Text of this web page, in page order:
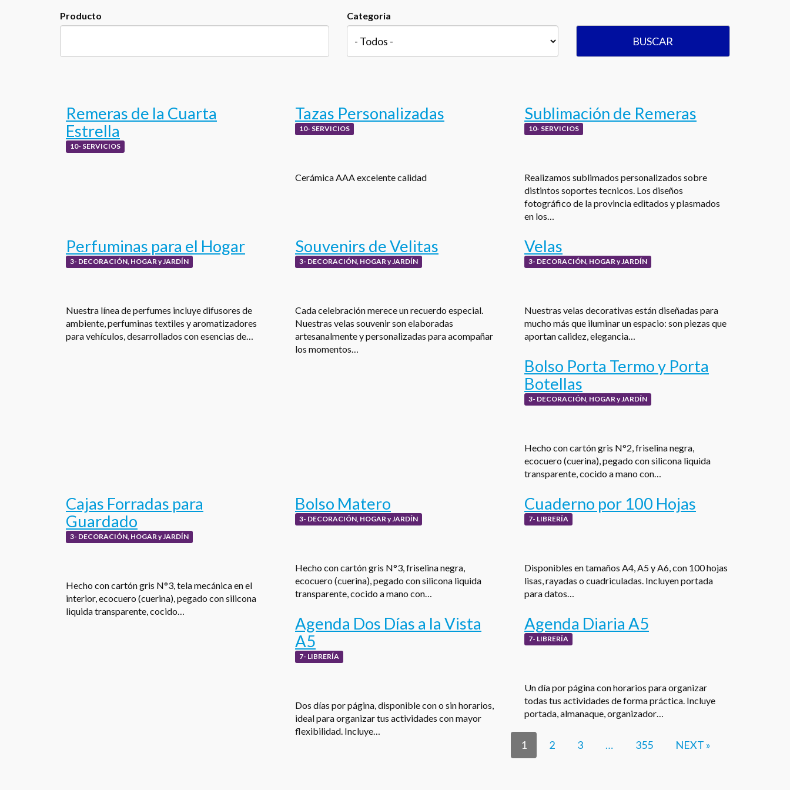
Producto Categoria
BUSCAR
Remeras de la Cuarta
Estrella
10- SERVICIOS
Tazas Personalizadas
10- SERVICIOS
Cerámica AAA excelente calidad
Sublimación de Remeras
10- SERVICIOS
Realizamos sublimados personalizados sobre
distintos soportes tecnicos. Los diseños
fotográfico de la provincia editados y plasmados
en los…
Perfuminas para el Hogar
3- DECORACIÓN, HOGAR y JARDÍN
Nuestra línea de perfumes incluye difusores de
ambiente, perfuminas textiles y aromatizadores
para vehículos, desarrollados con esencias de…
Souvenirs de Velitas
3- DECORACIÓN, HOGAR y JARDÍN
Cada celebración merece un recuerdo especial.
Nuestras velas souvenir son elaboradas
artesanalmente y personalizadas para acompañar
los momentos…
Velas
3- DECORACIÓN, HOGAR y JARDÍN
Nuestras velas decorativas están diseñadas para
mucho más que iluminar un espacio: son piezas que
aportan calidez, elegancia…
Bolso Porta Termo y Porta
Botellas
3- DECORACIÓN, HOGAR y JARDÍN
Hecho con cartón gris N°2, friselina negra,
ecocuero (cuerina), pegado con silicona liquida
transparente, cocido a mano con…
Cajas Forradas para
Guardado
3- DECORACIÓN, HOGAR y JARDÍN
Hecho con cartón gris N°3, tela mecánica en el
interior, ecocuero (cuerina), pegado con silicona
liquida transparente, cocido…
Bolso Matero
3- DECORACIÓN, HOGAR y JARDÍN
Hecho con cartón gris N°3, friselina negra,
ecocuero (cuerina), pegado con silicona liquida
transparente, cocido a mano con…
Cuaderno por 100 Hojas
7- LIBRERÍA
Disponibles en tamaños A4, A5 y A6, con 100 hojas
lisas, rayadas o cuadriculadas. Incluyen portada
para datos…
Agenda Dos Días a la Vista
A5
7- LIBRERÍA
Dos días por página, disponible con o sin horarios,
ideal para organizar tus actividades con mayor
flexibilidad. Incluye…
Agenda Diaria A5
7- LIBRERÍA
Un día por página con horarios para organizar
todas tus actividades de forma práctica. Incluye
portada, almanaque, organizador…
1 2 3 … 355 NEXT »